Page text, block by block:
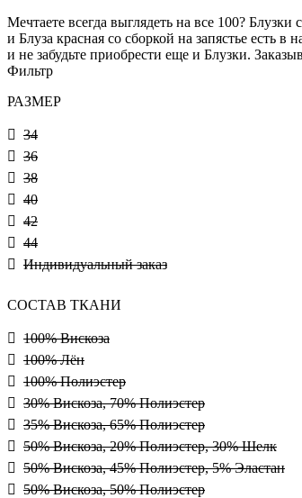
Мечтаете всегда выглядеть на все 100?
и Блуза красная со сборкой на запястье есть
и не забудьте приобрести еще и Блузки.
Фильтр
РАЗМЕР
34
36
38
40
42
44
Индивидуальный заказ
СОСТАВ ТКАНИ
100% Вискоза
100% Лён
100% Полиэстер
30% Вискоза, 70% Полиэстер
35% Вискоза, 65% Полиэстер
50% Вискоза, 20% Полиэстер, 30% Шелк
50% Вискоза, 45% Полиэстер, 5% Эластан
50% Вискоза, 50% Полиэстер